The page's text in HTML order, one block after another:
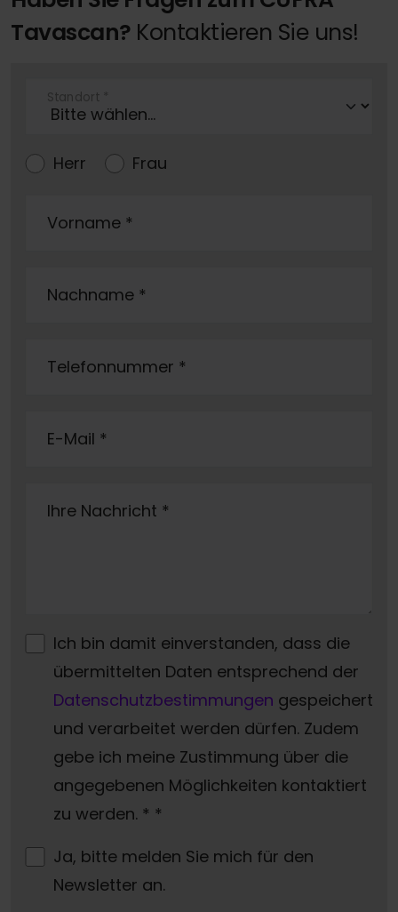
Tavascan? Kontaktieren Sie uns!
Standort *
Herr Frau
Vorname *
Nachname *
Telefonnummer *
E-Mail *
Ihre Nachricht *
Ich bin damit einverstanden, dass die
übermittelten Daten entsprechend der
Datenschutzbestimmungen gespeichert
und verarbeitet werden dürfen. Zudem
gebe ich meine Zustimmung über die
angegebenen Möglichkeiten kontaktiert
zu werden. * *
Ja, bitte melden Sie mich für den
Newsletter an.